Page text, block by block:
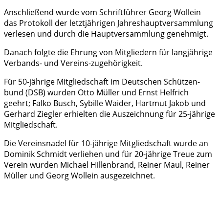
Anschlie­ßend wur­de vom Schrift­füh­rer Georg Woll­ein
das Pro­to­koll der letzt­jäh­ri­gen Jah­res­haupt­ver­samm­lung
ver­le­sen und durch die Haupt­ver­samm­lung genehmigt.
Danach folg­te die Ehrung von Mit­glie­dern für lang­jäh­ri­ge
Ver­bands- und Vereins-zugehörigkeit.
Für 50-jäh­ri­ge Mit­glied­schaft im Deut­schen Schüt­zen­
bund (DSB) wur­den Otto Mül­ler und Ernst Helf­rich
geehrt; Fal­ko Busch, Sybil­le Wai­der, Hart­mut Jakob und
Ger­hard Zieg­ler erhiel­ten die Aus­zeich­nung für 25-jäh­ri­ge
Mitgliedschaft.
Die Ver­eins­na­del für 10-jäh­ri­ge Mit­glied­schaft wur­de an
Domi­nik Schmidt ver­lie­hen und für 20-jäh­ri­ge Treue zum
Ver­ein wur­den Micha­el Hil­len­brand, Rei­ner Maul, Rei­ner
Mül­ler und Georg Woll­ein ausgezeichnet.